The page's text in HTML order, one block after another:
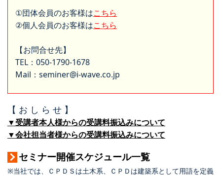
①団体会員のお客様はこちら
②個人会員のお客様はこちら
【お問合せ先】
TEL：050-1790-1678
Mail：seminer@i-wave.co.jp
【 お し ら せ 】
▼受講者本人様からの受講料振込みについて
▼会社担当者様からの受講料振込みについて
セミナー開催スケジュール一覧
※当社では、ＣＰＤＳは土木系、ＣＰＤは建築系として用語を定義